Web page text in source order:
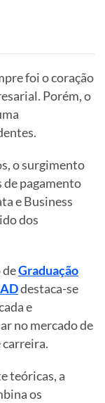
foi o coração
Porém, o
o surgimento
de pagamento
e Business
dos
deGraduação
destaca-se
e
no mercado de
carreira.
teóricas, a
os